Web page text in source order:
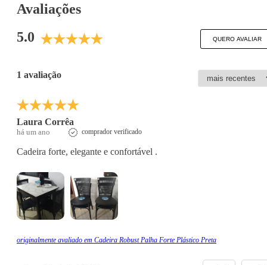
Avaliações
5.0
QUERO AVALIAR
1 avaliação
Laura Corrêa
há um ano comprador verificado
Cadeira forte, elegante e confortável .
originalmente avaliado em Cadeira Robust Palha Forte Plástico Preta